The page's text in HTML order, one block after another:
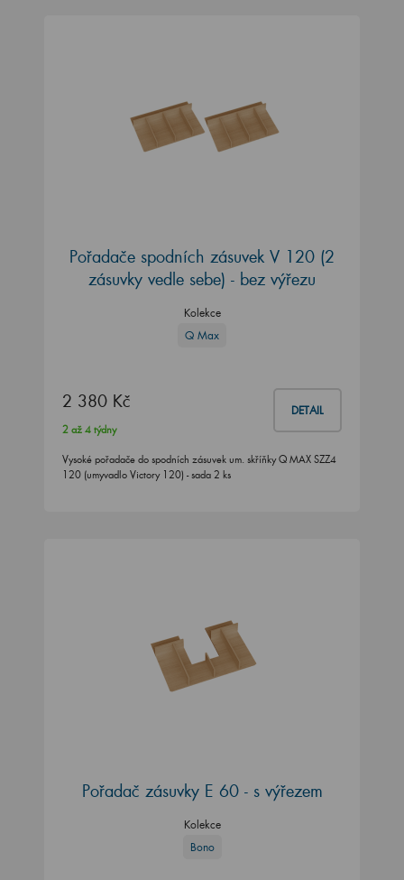
Pořadače spodních zásuvek V 120 (2
zásuvky vedle sebe) - bez výřezu
Kolekce
Q Max
2 380 Kč DETAIL
2 až 4 týdny
Vysoké pořadače do spodních zásuvek um. skříňky Q MAX SZZ4
120 (umyvadlo Victory 120) - sada 2 ks
Pořadač zásuvky E 60 - s výřezem
Kolekce
Bono